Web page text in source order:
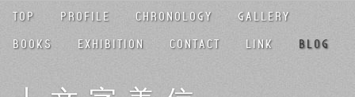
TOP PROFILE CHRONOLOGY
GALLERY
BOOKS
EXHIBITION CONTACT LINK BLOG